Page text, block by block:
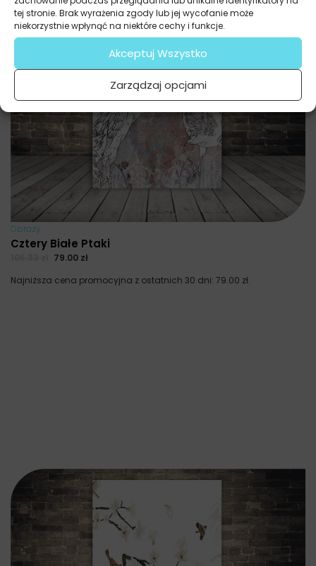
tej stronie. Brak wyrażenia zgody lub jej wycofanie może
niekorzystnie wpłynąć na niektóre cechy i funkcje.
Akceptuj Wszystko
Zarządzaj opcjami
Obrazy
Cztery Białe Ptaki
79.00 zł
Najniższa cena promocyjna z ostatnich 30 dni: 79.00 zł.